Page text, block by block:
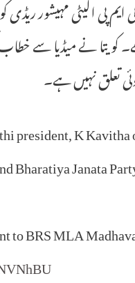
پی الیٹی مہیشور ریڈی
کویتا نے میڈیا سے
تعلق نہیں ہے۔
president, K
Bharatiya Janata
to BRS MLA